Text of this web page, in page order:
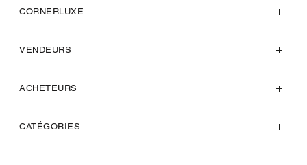
CORNERLUXE
VENDEURS
ACHETEURS
CATÉGORIES